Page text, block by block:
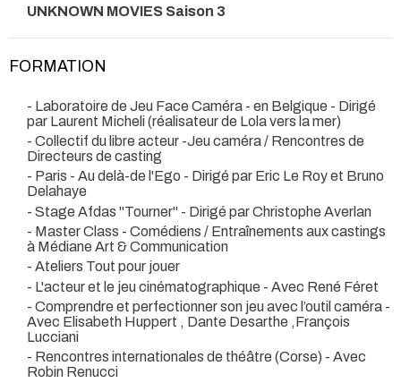
UNKNOWN MOVIES Saison 3
FORMATION
- Laboratoire de Jeu Face Caméra - en Belgique - Dirigé
par Laurent Micheli (réalisateur de Lola vers la mer)
- Collectif du libre acteur -Jeu caméra / Rencontres de
Directeurs de casting
- Paris - Au delà-de l'Ego - Dirigé par Eric Le Roy et Bruno
Delahaye
- Stage Afdas ''Tourner" - Dirigé par Christophe Averlan
- Master Class - Comédiens / Entraînements aux castings
à Médiane Art & Communication
- Ateliers Tout pour jouer
- L'acteur et le jeu cinématographique - Avec René Féret
- Comprendre et perfectionner son jeu avec l’outil caméra -
Avec Elisabeth Huppert , Dante Desarthe ,François
Lucciani
- Rencontres internationales de théâtre (Corse) - Avec
Robin Renucci